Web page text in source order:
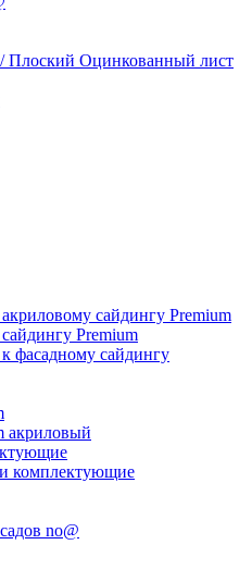
Плоский Оцинкованный лист
сайдингу Premium
Premium
фасадному сайдингу
акриловый
комплектующие
no@